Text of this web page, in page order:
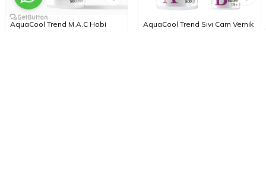
AquaCool Trend M.A.C Hobi
AquaCool Trend Sıvı Cam Vernik